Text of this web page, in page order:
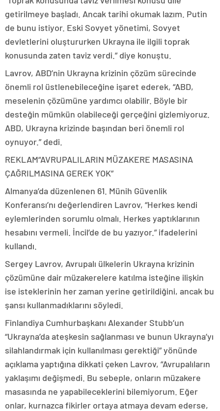
getirilmeye başladı. Ancak tarihi okumak lazım. Putin
de bunu istiyor. Eski Sovyet yönetimi, Sovyet
devletlerini oluştururken Ukrayna ile ilgili toprak
konusunda zaten taviz verdi.” diye konuştu.
Lavrov, ABD’nin Ukrayna krizinin çözüm sürecinde
önemli rol üstlenebileceğine işaret ederek, “ABD,
meselenin çözümüne yardımcı olabilir. Böyle bir
desteğin mümkün olabileceği gerçeğini gizlemiyoruz.
ABD, Ukrayna krizinde başından beri önemli rol
oynuyor.” dedi.
REKLAM“AVRUPALILARIN MÜZAKERE MASASINA
ÇAĞRILMASINA GEREK YOK”
Almanya’da düzenlenen 61. Münih Güvenlik
Konferansı’nı değerlendiren Lavrov, “Herkes kendi
eylemlerinden sorumlu olmalı. Herkes yaptıklarının
hesabını vermeli. İncil’de de bu yazıyor.” ifadelerini
kullandı.
Sergey Lavrov, Avrupalı ülkelerin Ukrayna krizinin
çözümüne dair müzakerelere katılma isteğine ilişkin
ise isteklerinin her zaman yerine getirildiğini, ancak bu
şansı kullanmadıklarını söyledi.
Finlandiya Cumhurbaşkanı Alexander Stubb’un
“Ukrayna’da ateşkesin sağlanması ve bunun Ukrayna’yı
silahlandırmak için kullanılması gerektiği” yönünde
açıklama yaptığına dikkati çeken Lavrov, “Avrupalıların
yaklaşımı değişmedi. Bu sebeple, onların müzakere
masasında ne yapabileceklerini bilemiyorum. Eğer
onlar, kurnazca fikirler ortaya atmaya devam ederse,